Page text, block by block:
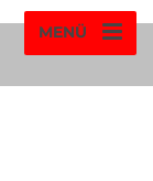
MENÜ